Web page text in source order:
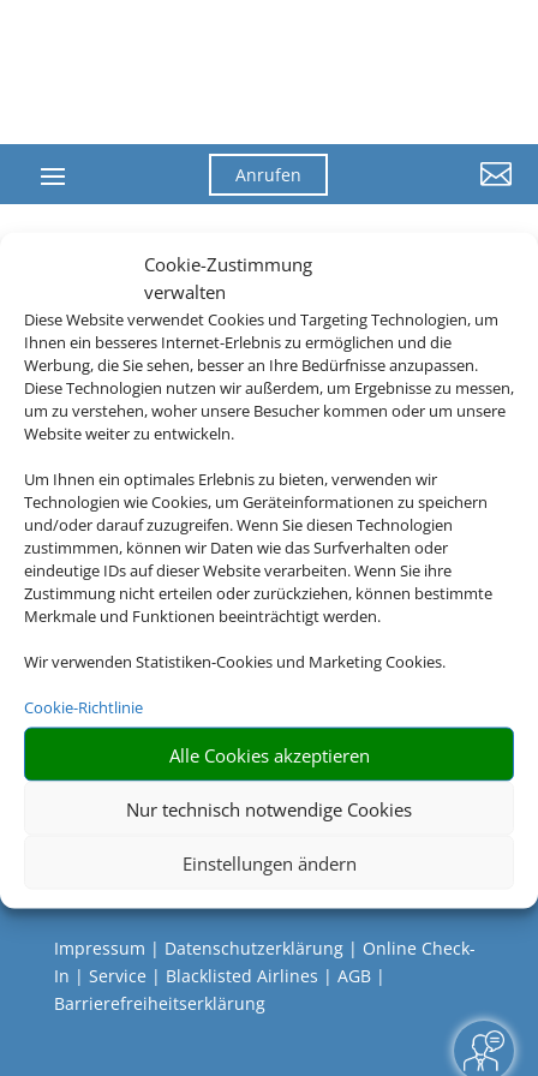
Cookie-Zustimmung
verwalten
Diese Website verwendet Cookies und Targeting Technologien, um
Ihnen ein besseres Internet-Erlebnis zu ermöglichen und die
Werbung, die Sie sehen, besser an Ihre Bedürfnisse anzupassen.
Diese Technologien nutzen wir außerdem, um Ergebnisse zu messen,
um zu verstehen, woher unsere Besucher kommen oder um unsere
Website weiter zu entwickeln.
Um Ihnen ein optimales Erlebnis zu bieten, verwenden wir
Technologien wie Cookies, um Geräteinformationen zu speichern
und/oder darauf zuzugreifen. Wenn Sie diesen Technologien
zustimmmen, können wir Daten wie das Surfverhalten oder
eindeutige IDs auf dieser Website verarbeiten. Wenn Sie ihre
Zustimmung nicht erteilen oder zurückziehen, können bestimmte
Merkmale und Funktionen beeinträchtigt werden.
Wir verwenden Statistiken-Cookies und Marketing Cookies.
Cookie-Richtlinie
Alle Cookies akzeptieren
Nur technisch notwendige Cookies
Einstellungen ändern
Anrufen 
Rechtliche Informationen
Impressum | Datenschutzerklärung| Online Check-
In | Service | Blacklisted Airlines | AGB|
Barrierefreiheitserklärung